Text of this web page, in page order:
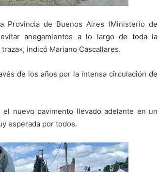
Provincia de Buenos Aires (Ministerio de
anegamientos a lo largo de toda la
indicó Mariano Cascallares.
de los años por la intensa circulación de
nuevo pavimento llevado adelante en un
esperada por todos.